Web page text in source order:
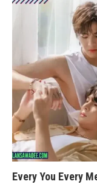
Every You Every